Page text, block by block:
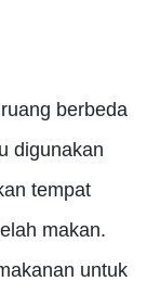
berbeda
digunakan
tempat
makan.
untuk